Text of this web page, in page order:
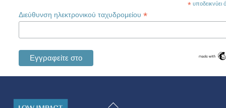
* υποδεικνύει
Διεύθυνση ηλεκτρονικού ταχυδρομείου*
Επιστροφή
Swedish